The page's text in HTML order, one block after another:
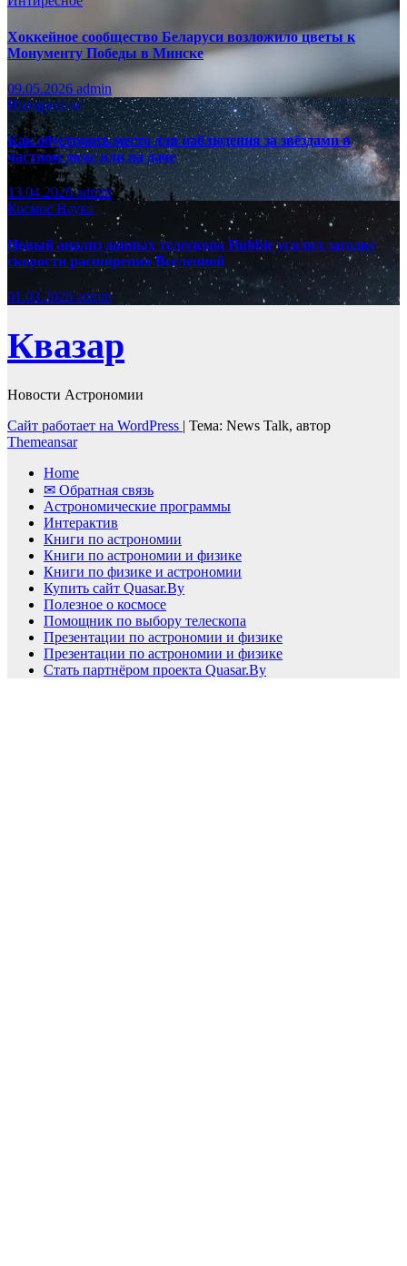
Хоккейное сообщество Беларуси возложило цветы к
Монументу Победы в Минске
09.05.2026 admin
Интиресное
Как обустроить место для наблюдения за звёздами в
частном доме или на даче
13.04.2026admin
Космос Наука
Новый анализ данных телескопа Hubble усилил загадку
скорости расширения Вселенной
01.03.2026admin
Квазар
Новости Астрономии
Сайт работает на WordPress | Тема: News Talk, автор
Themeansar
Home
✉ Обратная связь
Астрономические программы
Интерактив
Книги по астрономии
Книги по астрономии и физике
Книги по физике и астрономии
Купить сайт Quasar.By
Полезное о космосе
Помощник по выбору телескопа
Презентации по астрономии и физике
Презентации по астрономии и физике
Стать партнёром проекта Quasar.By